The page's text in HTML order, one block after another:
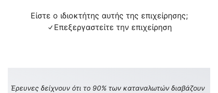
Είστε ο ιδιοκτήτης αυτής της επιχείρησης;
Επεξεργαστείτε την επιχείρηση
Έρευνες δείχνουν ότι το 90% των καταναλωτών διαβάζουν